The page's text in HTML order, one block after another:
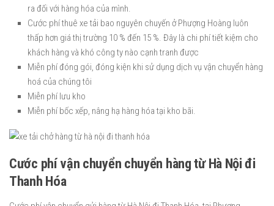
ra đối với hàng hóa của mình.
Cước phí thuê xe tải bao nguyên chuyến ở Phượng Hoàng luôn
thấp hơn giá thị trường 10 % đến 15 %. Đây là chi phí tiết kiệm cho
khách hàng và khó công ty nào cạnh tranh được
Miễn phí đóng gói, đóng kiện khi sử dụng dịch vụ vận chuyển hàng
hoá của chúng tôi
Miễn phí lưu kho
Miễn phí bốc xếp, nâng hạ hàng hóa tại kho bãi.
Cước phí vận chuyển chuyển hàng từ Hà Nội đi
Thanh Hóa